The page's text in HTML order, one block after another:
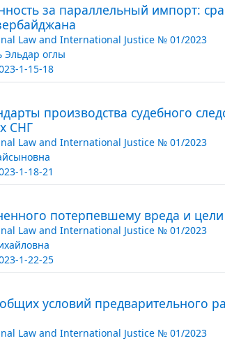
за параллельный импорт:
Law and International Justice № 01/2023
оглы
1-15-18
производства судебного
СНГ
Law and International Justice № 01/2023
1-18-21
потерпевшему вреда и
Law and International Justice № 01/2023
1-22-25
условий предварительного
Law and International Justice № 01/2023